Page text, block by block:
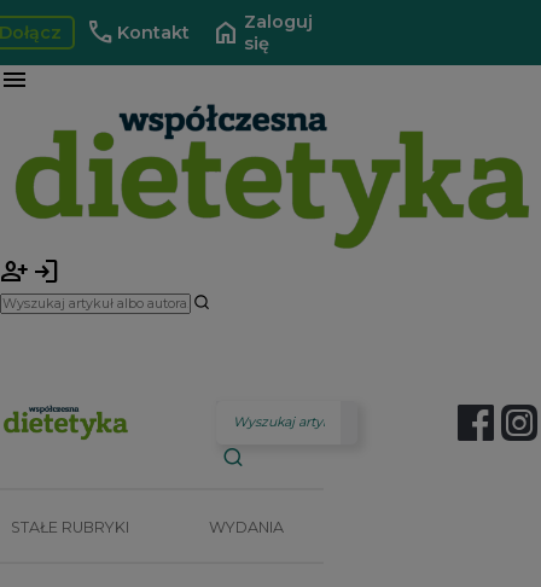
call Kontakt home Zaloguj
się
menu
person_add login
STAŁE RUBRYKI WYDANIA